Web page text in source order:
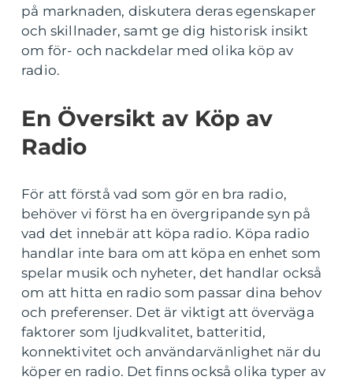
på marknaden, diskutera deras egenskaper
och skillnader, samt ge dig historisk insikt
om för- och nackdelar med olika köp av
radio.
En Översikt av Köp av
Radio
För att förstå vad som gör en bra radio,
behöver vi först ha en övergripande syn på
vad det innebär att köpa radio. Köpa radio
handlar inte bara om att köpa en enhet som
spelar musik och nyheter, det handlar också
om att hitta en radio som passar dina behov
och preferenser. Det är viktigt att överväga
faktorer som ljudkvalitet, batteritid,
konnektivitet och användarvänlighet när du
köper en radio. Det finns också olika typer av